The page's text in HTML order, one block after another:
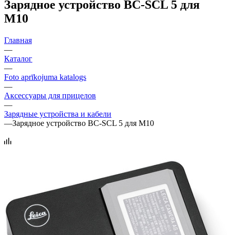
Зарядное устройство BC-SCL 5 для
M10
Главная
—
Каталог
—
Foto aprīkojuma katalogs
—
Аксессуары для прицелов
—
Зарядные устройства и кабели
—Зарядное устройство BC-SCL 5 для M10